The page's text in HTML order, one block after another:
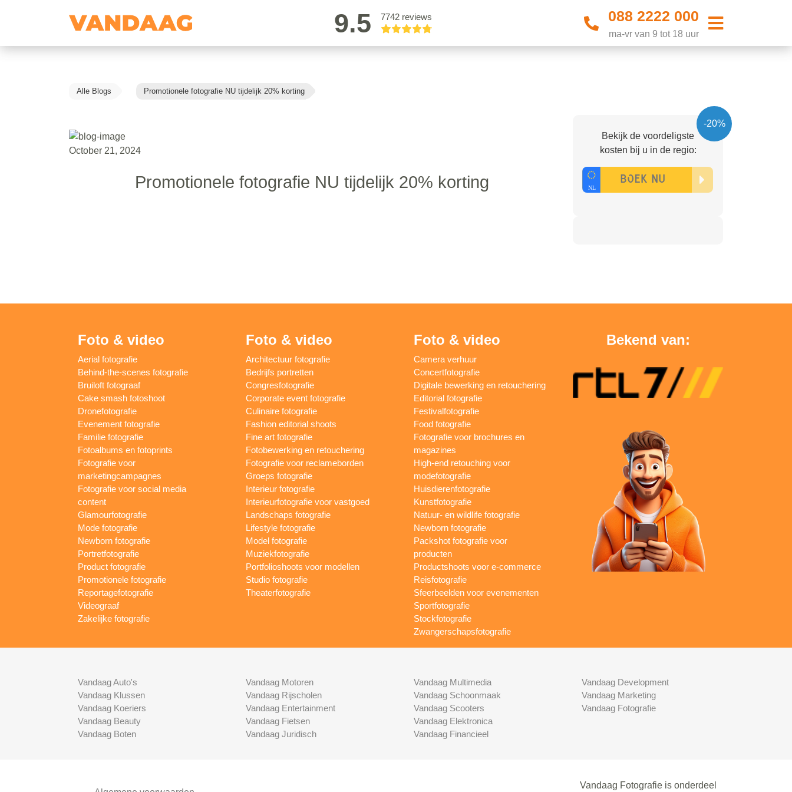
9.5 7742 reviews 088 2222 000
ma-vr van 9 tot 18 uur
Alle Blogs Promotionele fotografie NU tijdelijk 20% korting
October 21, 2024
Promotionele fotografie NU tijdelijk 20% korting
-20%
Bekijk de voordeligste
kosten bij u in de regio:
Foto & video
Aerial fotografie
Behind-the-scenes fotografie
Bruiloft fotograaf
Cake smash fotoshoot
Dronefotografie
Evenement fotografie
Familie fotografie
Fotoalbums en fotoprints
Fotografie voor
marketingcampagnes
Fotografie voor social media
content
Glamourfotografie
Mode fotografie
Newborn fotografie
Portretfotografie
Product fotografie
Promotionele fotografie
Reportagefotografie
Videograaf
Zakelijke fotografie
Foto & video
Architectuur fotografie
Bedrijfs portretten
Congresfotografie
Corporate event fotografie
Culinaire fotografie
Fashion editorial shoots
Fine art fotografie
Fotobewerking en retouchering
Fotografie voor reclameborden
Groeps fotografie
Interieur fotografie
Interieurfotografie voor vastgoed
Landschaps fotografie
Lifestyle fotografie
Model fotografie
Muziekfotografie
Portfolioshoots voor modellen
Studio fotografie
Theaterfotografie
Foto & video
Camera verhuur
Concertfotografie
Digitale bewerking en retouchering
Editorial fotografie
Festivalfotografie
Food fotografie
Fotografie voor brochures en
magazines
High-end retouching voor
modefotografie
Huisdierenfotografie
Kunstfotografie
Natuur- en wildlife fotografie
Newborn fotografie
Packshot fotografie voor
producten
Productshoots voor e-commerce
Reisfotografie
Sfeerbeelden voor evenementen
Sportfotografie
Stockfotografie
Zwangerschapsfotografie
Bekend van:
Vandaag Auto's
Vandaag Klussen
Vandaag Koeriers
Vandaag Beauty
Vandaag Boten
Vandaag Motoren
Vandaag Rijscholen
Vandaag Entertainment
Vandaag Fietsen
Vandaag Juridisch
Vandaag Multimedia
Vandaag Schoonmaak
Vandaag Scooters
Vandaag Elektronica
Vandaag Financieel
Vandaag Development
Vandaag Marketing
Vandaag Fotografie
Vandaag Fotografie is onderdeel